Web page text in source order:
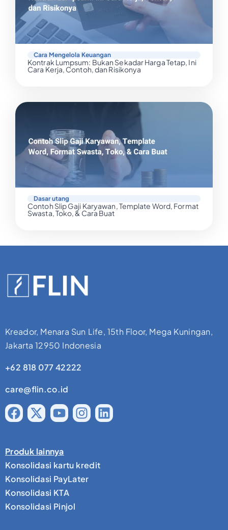
Cara Mengelola Keuangan
Kontrak Lumpsum: Bukan Sekadar Harga Tetap, Ini
Cara Kerja, Contoh, dan Risikonya
Dasar utang
Contoh Slip Gaji Karyawan, Template Word, Format
Swasta, Toko, & Cara Buat
Kreador, Menara Sun Life, 15th Floor, Mega Kuningan,
Jakarta 12950 Indonesia
+62 818 077 42222
care@flin.co.id
Produk lainnya
Konsolidasi kartu kredit
Konsolidasi PayLater
Konsolidasi KTA
Konsolidasi Pinjol